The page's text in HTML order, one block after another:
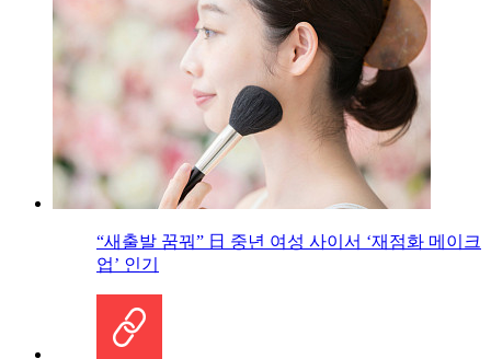
“새출발 꿈꿔” 日 중년 여성 사이서 ‘재점화 메이크
업’ 인기